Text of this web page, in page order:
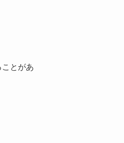
とがあ